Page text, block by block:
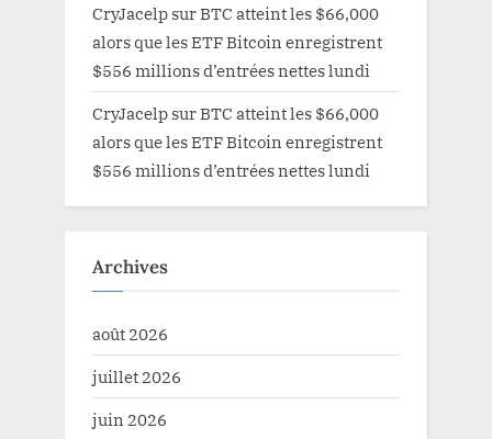
CryJacelp surBTC atteint les $66,000
alors que les ETF Bitcoin enregistrent
$556 millions d’entrées nettes lundi
CryJacelp surBTC atteint les $66,000
alors que les ETF Bitcoin enregistrent
$556 millions d’entrées nettes lundi
Archives
août 2026
juillet 2026
juin 2026